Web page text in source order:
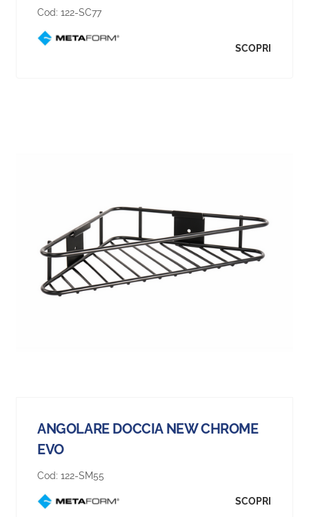
Cod: 122-SC77
SCOPRI
ANGOLARE DOCCIA NEW CHROME
EVO
Cod: 122-SM55
SCOPRI